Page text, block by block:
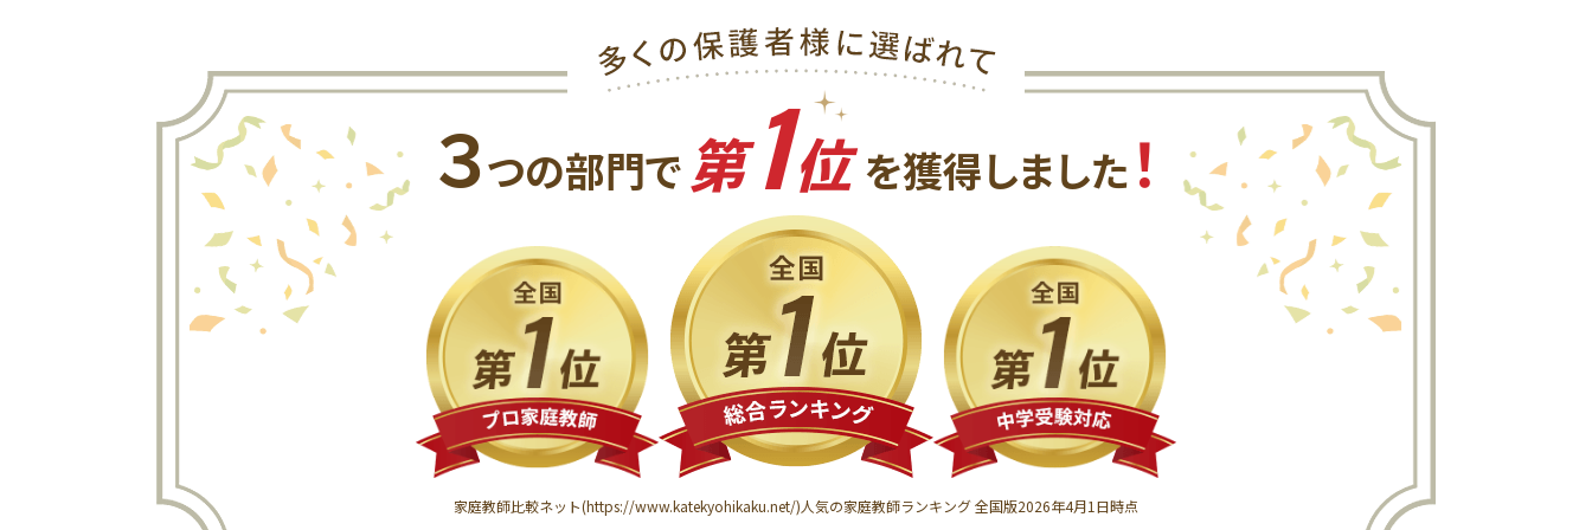
３つの部門で 第1位を獲得しました ！
家庭教師比較ネット(https://www.katekyohikaku.net/)人気の家庭教師ランキング 全国版2026年4月1日時点